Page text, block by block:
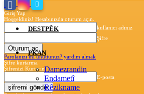
Giriş Yap
Hoşgeldiniz! Hesabınızda oturum açın.
kullanıcı adınız
Şifre
Parolanızı mı unuttunuz? yardım almak
Şifre kurtarma
Şifrenizi Kurtarın
E-posta
DESTPÊK
PKAN
Damezrandin
Endametî
Rêzikname